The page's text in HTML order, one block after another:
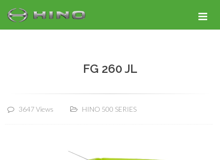
FG 260 JL
3647 Views HINO 500 SERIES